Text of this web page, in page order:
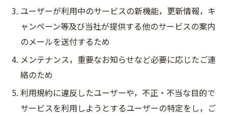
ユーザーが利用中のサービスの新機能，更新情報，キ
ャンペーン等及び当社が提供する他のサービスの案内
のメールを送付するため
メンテナンス，重要なお知らせなど必要に応じたご連
絡のため
利用規約に違反したユーザーや，不正・不当な目的で
サービスを利用しようとするユーザーの特定をし，ご